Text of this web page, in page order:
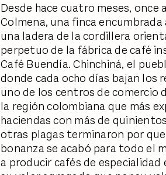
Desde hace cuatro meses,
Colmena, una finca
una ladera de la cordillera
perpetuo de la fábrica de café
Café Buendía. Chinchiná, el
donde cada ocho días bajan los
uno de los centros de comercio
la región colombiana que más
haciendas con más de
otras plagas terminaron por
bonanza se acabó para todo el
a producir cafés de